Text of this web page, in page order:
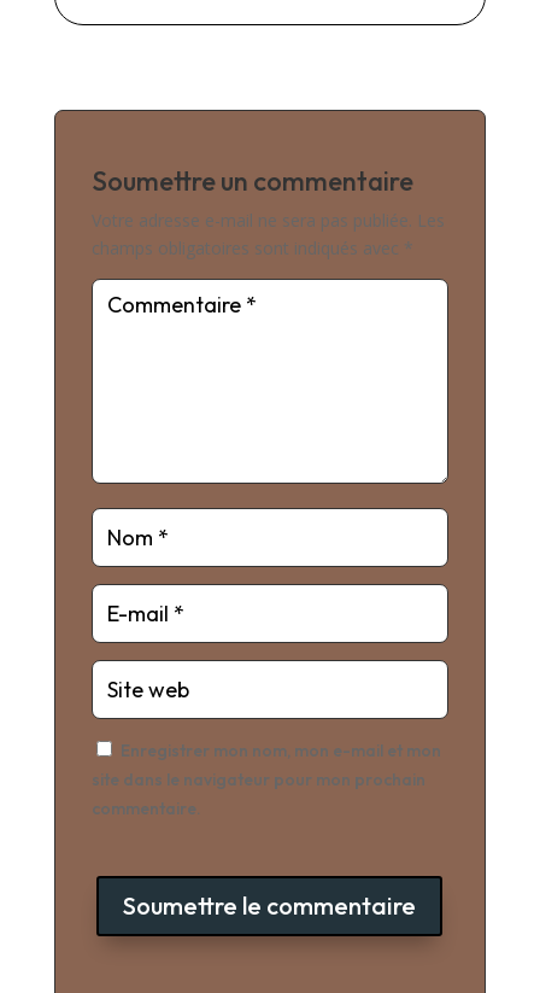
Soumettre un commentaire
Votre adresse e-mail ne sera pas publiée. Les
champs obligatoires sont indiqués avec *
Enregistrer mon nom, mon e-mail et mon
site dans le navigateur pour mon prochain
commentaire.
Soumettre le commentaire